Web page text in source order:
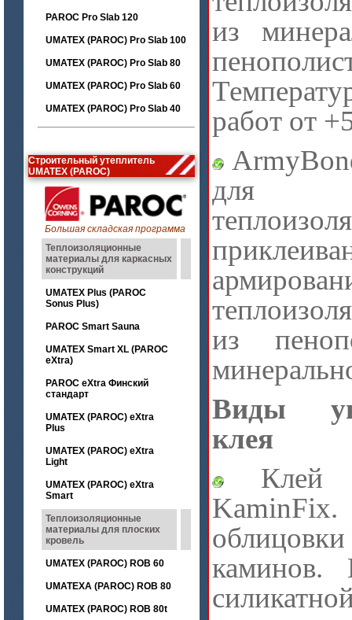
PAROC Pro Slab 120
UMATEX (PAROC) Pro Slab 100
UMATEX (PAROC) Pro Slab 80
UMATEX (PAROC) Pro Slab 60
UMATEX (PAROC) Pro Slab 40
Строительный утеплитель
UMATEX (PAROC)
Большая складская программа
Теплоизоляционные
материалы для каркасных
конструкций
UMATEX Plus (PAROC
Sonus Plus)
PAROC Smart Sauna
UMATEX Smart XL (PAROC
eXtra)
PAROC eXtra Финский
стандарт
UMATEX (PAROC) eXtra
Plus
UMATEX (PAROC) eXtra
Light
UMATEX (PAROC) eXtra
Smart
Теплоизоляционные
материалы для плоских
кровель
UMATEX (PAROC) ROB 60
UMATEXA (PAROC) ROB 80
UMATEX (PAROC) ROB 80t
из
работ от
для
из
Виды
клея
Клей
каминов.